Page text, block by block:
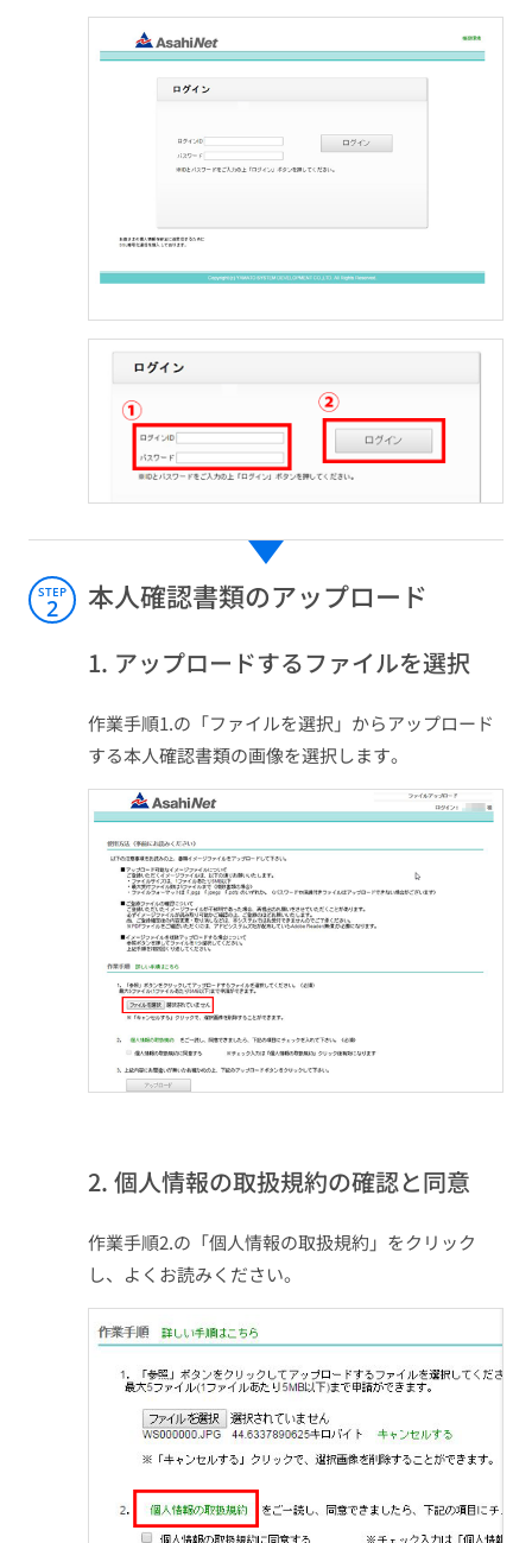
STEP
2 本人確認書類のアップロード
1. アップロードするファイルを選択
作業手順1.の「ファイルを選択」からアップロード
する本人確認書類の画像を選択します。
2. 個人情報の取扱規約の確認と同意
作業手順2.の「個人情報の取扱規約」をクリック
し、よくお読みください。